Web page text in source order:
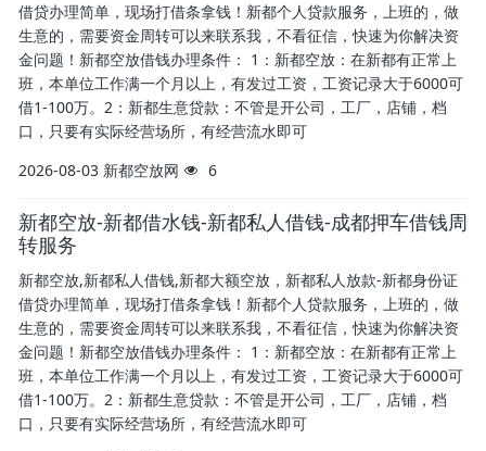
借贷办理简单，现场打借条拿钱！新都个人贷款服务，上班的，做
生意的，需要资金周转可以来联系我，不看征信，快速为你解决资
金问题！新都空放借钱办理条件： 1：新都空放：在新都有正常上
班，本单位工作满一个月以上，有发过工资，工资记录大于6000可
借1-100万。2：新都生意贷款：不管是开公司，工厂，店铺，档
口，只要有实际经营场所，有经营流水即可
2026-08-03 新都空放网 6
新都空放-新都借水钱-新都私人借钱-成都押车借钱周
转服务
新都空放,新都私人借钱,新都大额空放，新都私人放款-新都身份证
借贷办理简单，现场打借条拿钱！新都个人贷款服务，上班的，做
生意的，需要资金周转可以来联系我，不看征信，快速为你解决资
金问题！新都空放借钱办理条件： 1：新都空放：在新都有正常上
班，本单位工作满一个月以上，有发过工资，工资记录大于6000可
借1-100万。2：新都生意贷款：不管是开公司，工厂，店铺，档
口，只要有实际经营场所，有经营流水即可